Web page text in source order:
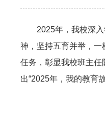
2025年，我校深
神，坚持五育并举，
任务，彰显我校班主
出“2025年，我的教育